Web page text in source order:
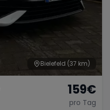
Bielefeld (37 km)
159€
pro Tag